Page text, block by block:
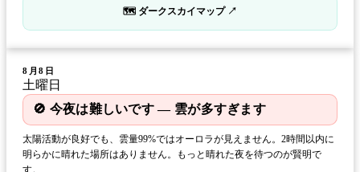
🗺 ダークスカイマップ ↗
8月8日
土曜日
🚫 今夜は難しいです — 雲が多すぎます
太陽活動が良好でも、雲量99%ではオーロラが見えません。2時間以内に
明らかに晴れた場所はありません。もっと晴れた夜を待つのが賢明で
す。